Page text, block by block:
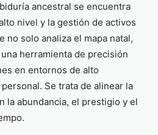
ancestral se encuentra
nivel y la gestión de activos
no solo analiza el mapa natal,
herramienta de precisión
en entornos de alto
Se trata de alinear la
la abundancia, el prestigio y el